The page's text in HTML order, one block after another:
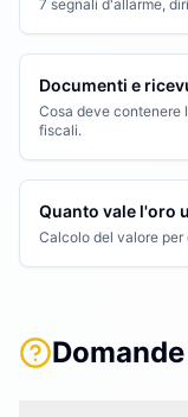
7 segnali d'allarme,
Documenti e
Cosa deve contenere
fiscali.
Quanto vale l'oro
Calcolo del valore